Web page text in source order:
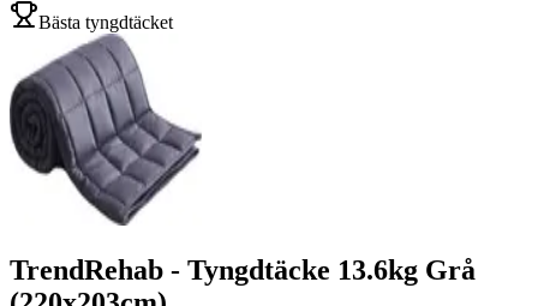
Bästa tyngdtäcket
TrendRehab - Tyngdtäcke 13.6kg Grå